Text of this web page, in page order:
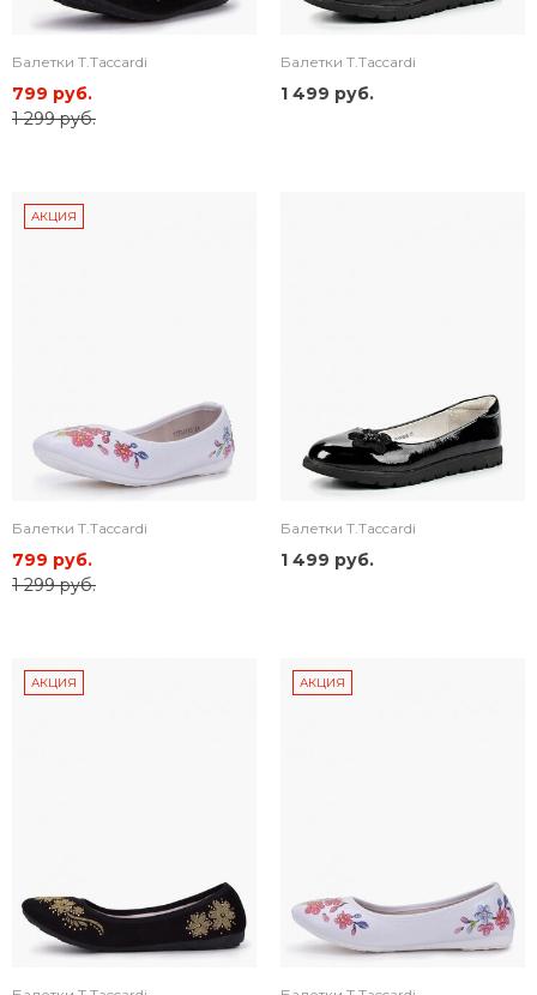
Балетки T.Taccardi
799 руб.
1 299 руб.
Балетки T.Taccardi
1 499 руб.
АКЦИЯ
Балетки T.Taccardi
799 руб.
1 299 руб.
Балетки T.Taccardi
1 499 руб.
АКЦИЯ АКЦИЯ